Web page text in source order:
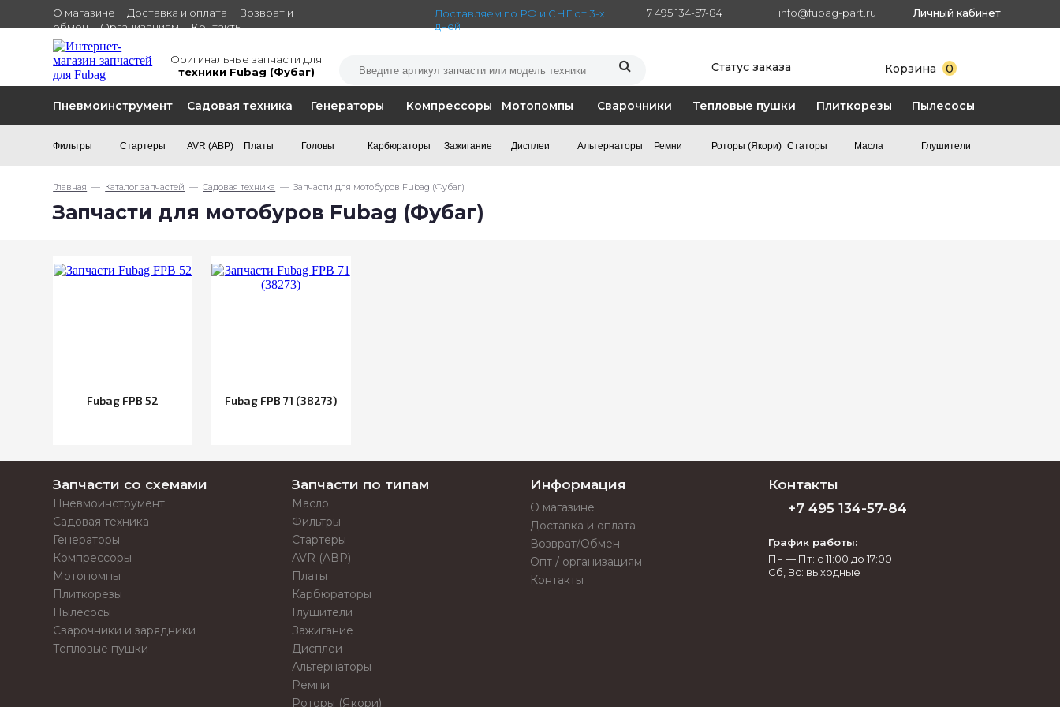
О магазине Доставка и оплата
Возврат и
обмен
Организациям Контакты
Доставляем по РФ и СНГ от 3-х
дней
+7 495 134-57-84 info@fubag-part.ru Личный кабинет
Оригинальные запчасти для
техники Fubag (Фубаг)
Статус заказа Корзина 0
Пневмоинструмент Садовая техника Генераторы Компрессоры Мотопомпы Сварочники Тепловые пушки Плиткорезы Пылесосы
Фильтры Стартеры AVR (АВР) Платы Головы Карбюраторы Зажигание Дисплеи Альтернаторы Ремни Роторы (Якори) Статоры Масла Глушители
Главная — Каталог запчастей —Садовая техника — Запчасти для мотобуров Fubag (Фубаг)
Запчасти для мотобуров Fubag (Фубаг)
Fubag FPB 52 Fubag FPB 71 (38273)
Запчасти со схемами
Пневмоинструмент
Садовая техника
Генераторы
Компрессоры
Мотопомпы
Плиткорезы
Пылесосы
Сварочники и зарядники
Тепловые пушки
Запчасти по типам
Масло
Фильтры
Стартеры
AVR (АВР)
Платы
Карбюраторы
Глушители
Зажигание
Дисплеи
Альтернаторы
Ремни
Роторы (Якори)
Информация
О магазине
Доставка и оплата
Возврат/Обмен
Опт / организациям
Контакты
Контакты
+7 495 134-57-84
График работы:
Пн — Пт: с 11:00 до 17:00
Сб, Вс: выходные